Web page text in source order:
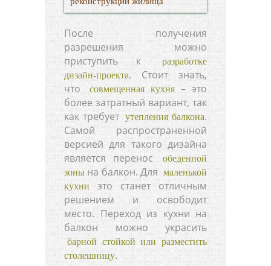
После получения
разрешения можно
приступить к
разработке
дизайн-проекта. Стоит знать,
что
совмещенная кухня – это
более затратный вариант, так
как требует утепления балкона.
Самой распространенной
версией для такого дизайна
является перенос
обеденной
зоны на балкон. Для маленькой
кухниэто станет отличным
решением и освободит
место. Переход из кухни на
балкон можно украсить
барной стойкой или разместить
столешницу.